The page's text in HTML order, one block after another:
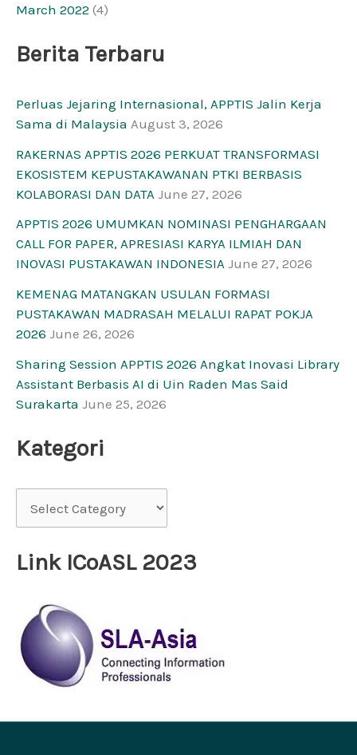
March 2022 (4)
Berita Terbaru
Perluas Jejaring Internasional, APPTIS Jalin Kerja
Sama di Malaysia August 3, 2026
RAKERNAS APPTIS 2026 PERKUAT TRANSFORMASI
EKOSISTEM KEPUSTAKAWANAN PTKI BERBASIS
KOLABORASI DAN DATA June 27, 2026
APPTIS 2026 UMUMKAN NOMINASI PENGHARGAAN
CALL FOR PAPER, APRESIASI KARYA ILMIAH DAN
INOVASI PUSTAKAWAN INDONESIA June 27, 2026
KEMENAG MATANGKAN USULAN FORMASI
PUSTAKAWAN MADRASAH MELALUI RAPAT POKJA
2026 June 26, 2026
Sharing Session APPTIS 2026 Angkat Inovasi Library
Assistant Berbasis AI di Uin Raden Mas Said
Surakarta June 25, 2026
Kategori
Link ICoASL 2023